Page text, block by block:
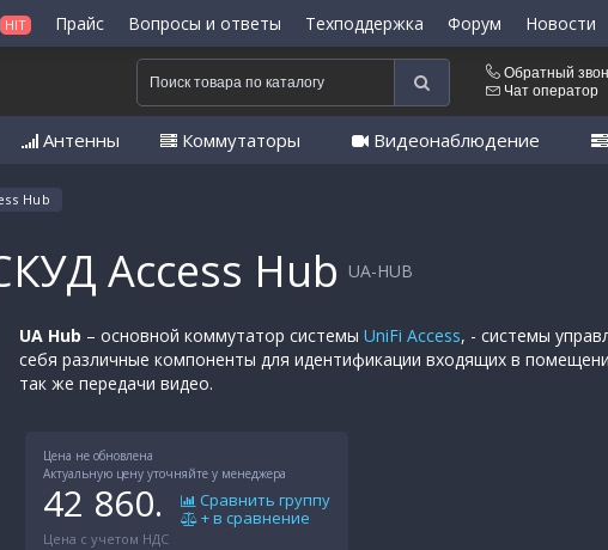
HIT Прайс Вопросы и ответы Техподдержка Форум Новости
Обратный
Чат оператор
Антенны Коммутаторы Видеонаблюдение
Hub
Access Hub UA-HUB
UA Hub – основной коммутатор системы UniFi Access, - системы
себя различные компоненты для идентификации входящих в
так же передачи видео.
Цена не обновлена
Актуальную цену уточняйте у менеджера
42 860.
Цена с учетом НДС
Сравнить группу
+ в сравнение